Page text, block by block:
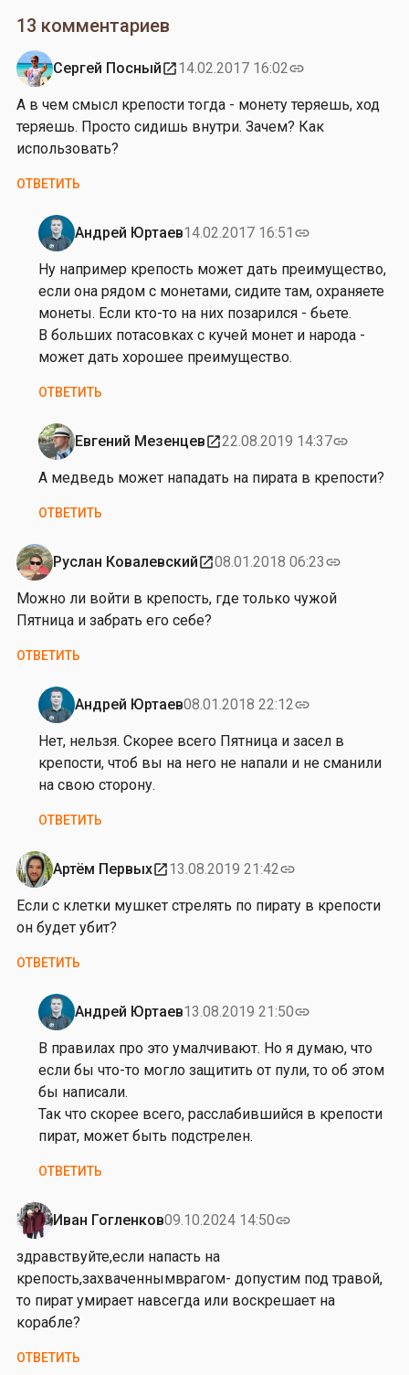
13 комментариев
Сергей Посныйopen_in_new14.02.2017 16:02link
А в чем смысл крепости тогда - монету теряешь, ход
теряешь. Просто сидишь внутри. Зачем? Как
использовать?
ОТВЕТИТЬ
Андрей Юртаев14.02.2017 16:51 link
Ответ
на
от
С
е
р
е
П
о
с
н
й
Ну например крепость может дать преимущество,
если она рядом с монетами, сидите там, охраняете
монеты. Если кто-то на них позарился - бьете.
В больших потасовках с кучей монет и народа -
может дать хорошее преимущество.
ОТВЕТИТЬ
Евгений Мезенцевopen_in_new22.08.2019 14:37link
Ответ
на
С
р
г
е
й
П
с
н
ы
й
А медведь может нападать на пирата в крепости?
ОТВЕТИТЬ
Руслан Ковалевскийopen_in_new08.01.2018 06:23link
Можно ли войти в крепость, где только чужой
Пятница и забрать его себе?
ОТВЕТИТЬ
Андрей Юртаев08.01.2018 22:12link
Ответ
на
от
Р
с
а
н
К
о
в
л
е
в
с
к
и
й
Нет, нельзя. Скорее всего Пятница и засел в
крепости, чтоб вы на него не напали и не сманили
на свою сторону.
ОТВЕТИТЬ
Артём Первыхopen_in_new13.08.2019 21:42link
Если с клетки мушкет стрелять по пирату в крепости
он будет убит?
ОТВЕТИТЬ
Андрей Юртаев13.08.2019 21:50link
Ответ
на
от
А
р
т
м
е
р
в
ы
х
В правилах про это умалчивают. Но я думаю, что
если бы что-то могло защитить от пули, то об этом
бы написали.
Так что скорее всего, расслабившийся в крепости
пират, может быть подстрелен.
ОТВЕТИТЬ
Иван Гогленков09.10.2024 14:50link
здравствуйте,если напасть на
крепость,захваченнымврагом- допустим под травой,
то пират умирает навсегда или воскрешает на
корабле?
ОТВЕТИТЬ